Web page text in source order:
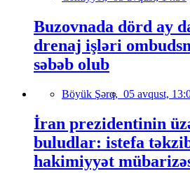
Buzovnada dörd ay
drenaj işləri
səbəb olub
Böyük Şərq, 05 avqust,
İran prezidentinin
buludlar: istefa
hakimiyyət